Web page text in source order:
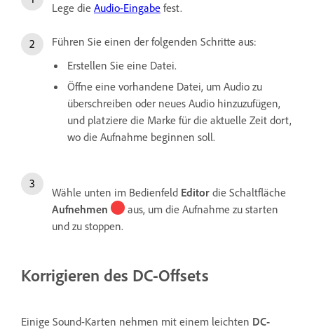
Lege die Audio-Eingabe fest.
Führen Sie einen der folgenden Schritte aus:
Erstellen Sie eine Datei.
Öffne eine vorhandene Datei, um Audio zu
überschreiben oder neues Audio hinzuzufügen,
und platziere die Marke für die aktuelle Zeit dort,
wo die Aufnahme beginnen soll.
Wähle unten im Bedienfeld Editor die Schaltfläche
Aufnehmen
aus, um die Aufnahme zu starten
und zu stoppen.
Korrigieren des DC-Offsets
Einige Sound-Karten nehmen mit einem leichten DC-